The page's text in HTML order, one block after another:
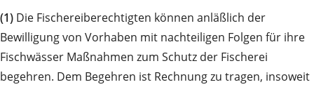
(1) Die Fischereiberechtigten können anläßlich der
Bewilligung von Vorhaben mit nachteiligen Folgen für ihre
Fischwässer Maßnahmen zum Schutz der Fischerei
begehren. Dem Begehren ist Rechnung zu tragen, insoweit